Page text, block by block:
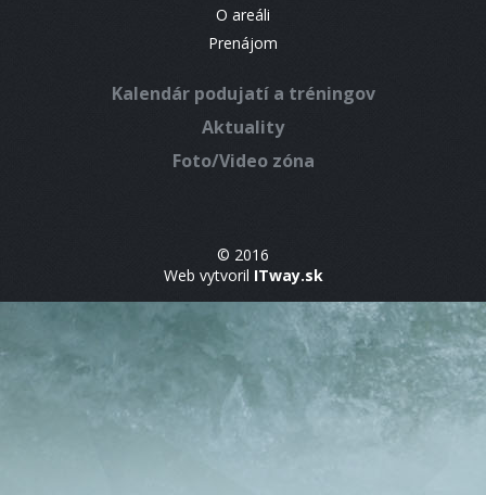
O areáli
Prenájom
Kalendár podujatí a tréningov
Aktuality
Foto/Video zóna
© 2016
Web vytvoril ITway.sk